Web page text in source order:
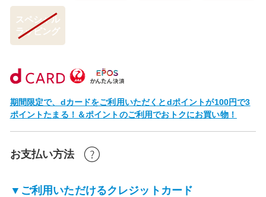
スペシャル
ラッピング
期間限定で、dカードをご利用いただくとdポイントが100円で3
ポイントたまる！＆ポイントのご利用でおトクにお買い物！
お支払い方法
▼ご利用いただけるクレジットカード